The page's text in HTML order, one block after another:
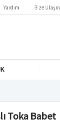
Yardım Bize Ulaşın
Toka Babet